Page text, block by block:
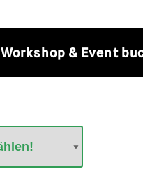
Workshop & Event